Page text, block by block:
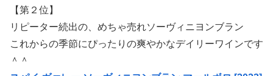
【第２位】
リピーター続出の、めちゃ売れソーヴィニヨンブラン
これからの季節にぴったりの爽やかなデイリーワインです
＾＾